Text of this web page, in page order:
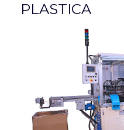
PLASTICA